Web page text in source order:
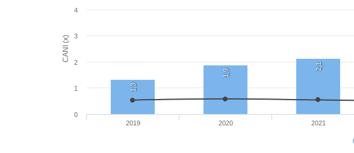
CANI (x)
1,3
1,9
2,1
2019 2020 2021
0
1
2
3
4